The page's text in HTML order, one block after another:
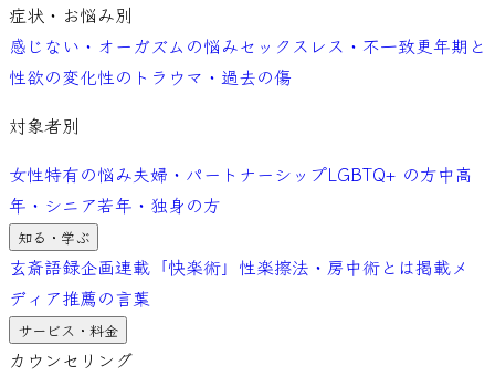
症状・お悩み別
感じない・オーガズムの悩みセックスレス・不一致更年期と
性欲の変化性のトラウマ・過去の傷
対象者別
女性特有の悩み夫婦・パートナーシップLGBTQ+ の方中高
年・シニア若年・独身の方
知る・学ぶ
玄斎語録企画連載「快楽術」 性楽擦法・房中術とは掲載メ
ディア推薦の言葉
サービス・料金
カウンセリング